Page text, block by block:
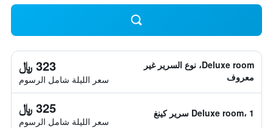
Deluxe room، نوع السرير غير
معروف
323 ﷼
سعر الليلة شامل الرسوم
Deluxe room، 1 سرير كينغ 325 ﷼
سعر الليلة شامل الرسوم